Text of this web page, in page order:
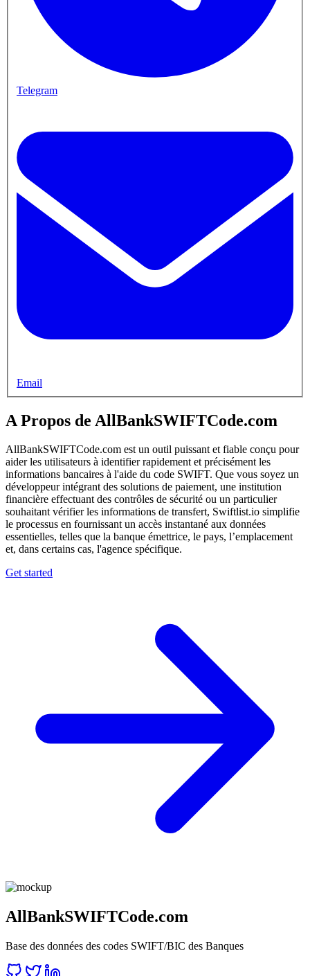
Telegram
Email
A Propos de AllBankSWIFTCode.com
AllBankSWIFTCode.com est un outil puissant et fiable conçu pour
aider les utilisateurs à identifier rapidement et précisément les
informations bancaires à l'aide du code SWIFT. Que vous soyez un
développeur intégrant des solutions de paiement, une institution
financière effectuant des contrôles de sécurité ou un particulier
souhaitant vérifier les informations de transfert, Swiftlist.io simplifie
le processus en fournissant un accès instantané aux données
essentielles, telles que la banque émettrice, le pays, l’emplacement
et, dans certains cas, l'agence spécifique.
Get started
AllBankSWIFTCode.com
Base des données des codes SWIFT/BIC des Banques